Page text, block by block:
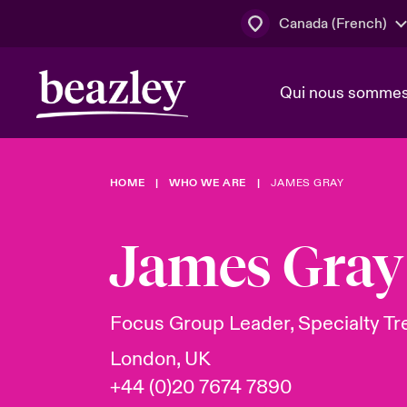
Canada (French)
Qui nous
Qui nous sommes
Conseil
Bonjour
Beazley.
Pleins feux
en 2024
Espace assurés
Client Cyber
HOME WHO WE ARE JAMES GRAY
James Gray
Focus Group Leader, Specialty
London, UK
+44 (0)20 7674 7890